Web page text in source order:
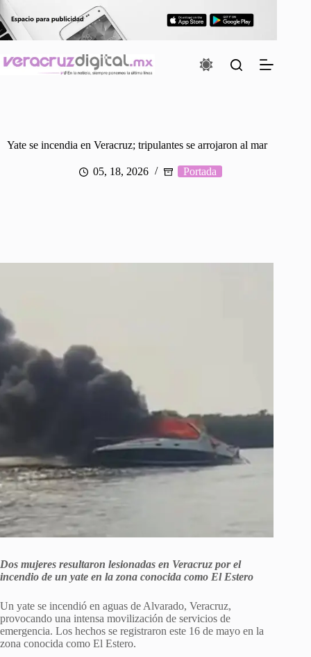
al
contenido
Yate se incendia en Veracruz; tripulantes se arrojaron al mar
05, 18, 2026 Portada
Dos mujeres resultaron lesionadas en Veracruz por el
incendio de un yate en la zona conocida como El Estero
Un yate se incendió en aguas de Alvarado, Veracruz,
provocando una intensa movilización de servicios de
emergencia. Los hechos se registraron este 16 de mayo en la
zona conocida como El Estero.